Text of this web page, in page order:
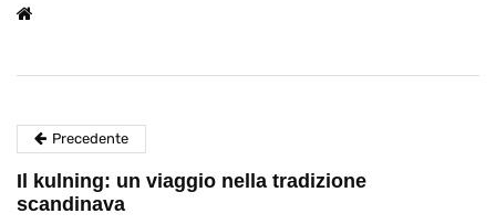
Precedente
Il kulning: un viaggio nella tradizione
scandinava